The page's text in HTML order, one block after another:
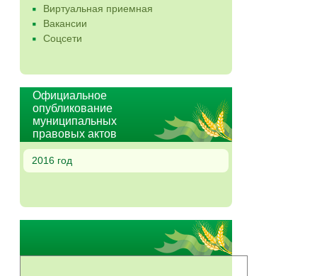
Виртуальная приемная
Вакансии
Соцсети
Официальное
опубликование
муниципальных
правовых актов
2016 год